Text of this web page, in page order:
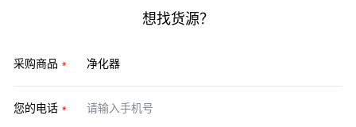
想找货源？
采购商品
您的电话